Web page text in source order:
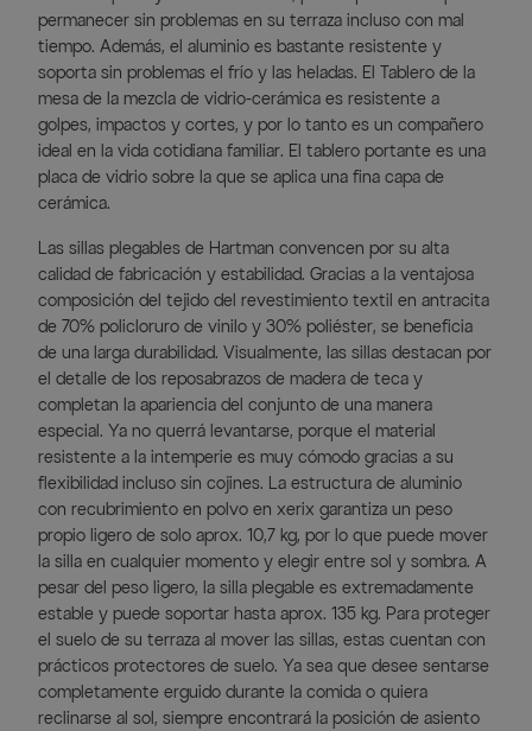
permanecer sin problemas en su terraza incluso con mal
tiempo. Además, el aluminio es bastante resistente y
soporta sin problemas el frío y las heladas. El Tablero de la
mesa de la mezcla de vidrio-cerámica es resistente a
golpes, impactos y cortes, y por lo tanto es un compañero
ideal en la vida cotidiana familiar. El tablero portante es una
placa de vidrio sobre la que se aplica una fina capa de
cerámica.
Las sillas plegables de Hartman convencen por su alta
calidad de fabricación y estabilidad. Gracias a la ventajosa
composición del tejido del revestimiento textil en antracita
de 70% policloruro de vinilo y 30% poliéster, se beneficia
de una larga durabilidad. Visualmente, las sillas destacan por
el detalle de los reposabrazos de madera de teca y
completan la apariencia del conjunto de una manera
especial. Ya no querrá levantarse, porque el material
resistente a la intemperie es muy cómodo gracias a su
flexibilidad incluso sin cojines. La estructura de aluminio
con recubrimiento en polvo en xerix garantiza un peso
propio ligero de solo aprox. 10,7 kg, por lo que puede mover
la silla en cualquier momento y elegir entre sol y sombra. A
pesar del peso ligero, la silla plegable es extremadamente
estable y puede soportar hasta aprox. 135 kg. Para proteger
el suelo de su terraza al mover las sillas, estas cuentan con
prácticos protectores de suelo. Ya sea que desee sentarse
completamente erguido durante la comida o quiera
reclinarse al sol, siempre encontrará la posición de asiento